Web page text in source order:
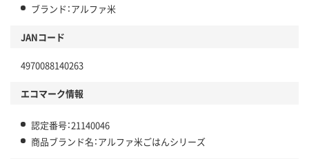
ブランド：アルファ米
JANコード
4970088140263
エコマーク情報
認定番号：21140046
商品ブランド名：アルファ米ごはんシリーズ